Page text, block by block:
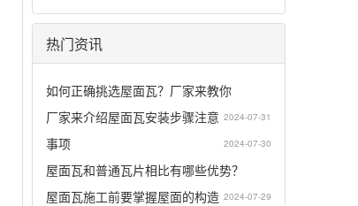
热门资讯
如何正确挑选屋面瓦？厂家来教你
2024-07-31
厂家来介绍屋面瓦安装步骤注意
事项
2024-07-30
屋面瓦和普通瓦片相比有哪些优势？
2024-07-29
屋面瓦施工前要掌握屋面的构造